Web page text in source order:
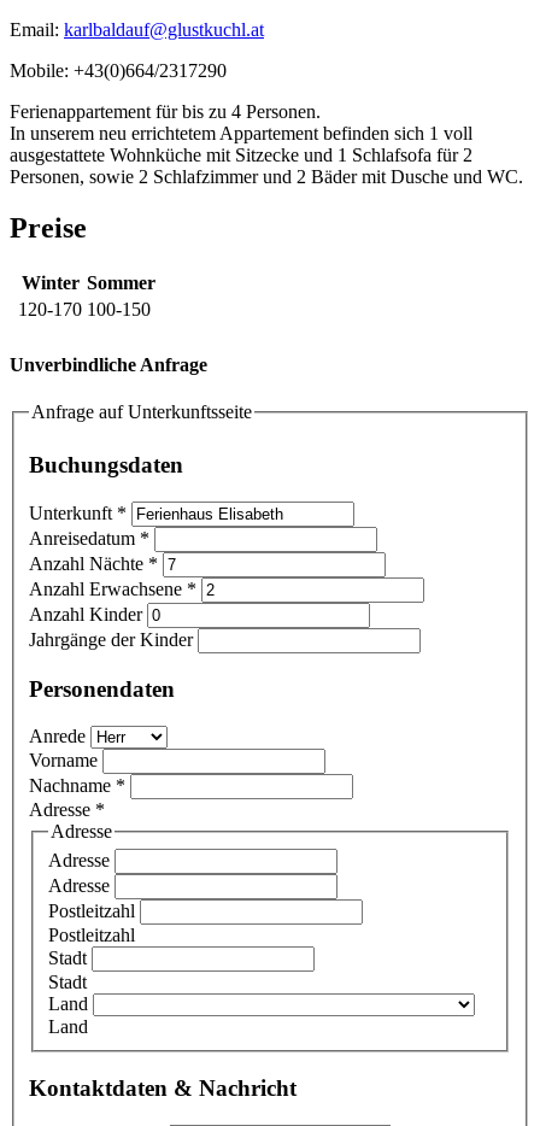
Email: karlbaldauf@glustkuchl.at
Mobile: +43(0)664/2317290
Ferienappartement für bis zu 4 Personen.
In unserem neu errichtetem Appartement befinden sich 1 voll
ausgestattete Wohnküche mit Sitzecke und 1 Schlafsofa für 2
Personen, sowie 2 Schlafzimmer und 2 Bäder mit Dusche und WC.
Preise
Winter Sommer
120-170 100-150
Unverbindliche Anfrage
Anfrage auf Unterkunftsseite
Buchungsdaten
Unterkunft *
Anreisedatum *
Anzahl Nächte *
Anzahl Erwachsene *
Anzahl Kinder
Jahrgänge der Kinder
Personendaten
Anrede
Vorname
Nachname *
Adresse *
Adresse
Adresse
Adresse
Postleitzahl
Postleitzahl
Stadt
Stadt
Land
Land
Kontaktdaten & Nachricht